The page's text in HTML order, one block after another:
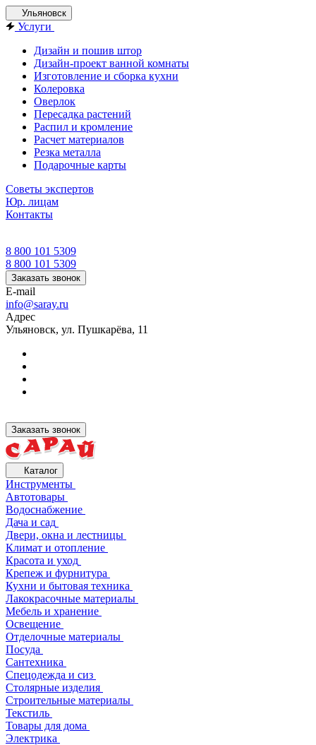
Ульяновск
Услуги
Дизайн и пошив штор
Дизайн-проект ванной комнаты
Изготовление и сборка кухни
Колеровка
Оверлок
Пересадка растений
Распил и кромление
Расчет материалов
Резка металла
Подарочные карты
Советы экспертов
Юр. лицам
Контакты
8 800 101 5309
8 800 101 5309
Заказать звонок
E-mail
info@saray.ru
Адрес
Ульяновск, ул. Пушкарёва, 11
Заказать звонок
Каталог
Инструменты
Автотовары
Водоснабжение
Дача и сад
Двери, окна и лестницы
Климат и отопление
Красота и уход
Крепеж и фурнитура
Кухни и бытовая техника
Лакокрасочные материалы
Мебель и хранение
Освещение
Отделочные материалы
Посуда
Сантехника
Спецодежда и сиз
Столярные изделия
Строительные материалы
Текстиль
Товары для дома
Электрика